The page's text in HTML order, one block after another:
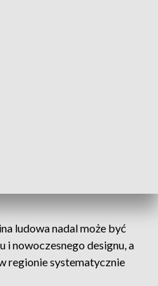
ludowa nadal może być
i nowoczesnego designu, a
regionie systematycznie